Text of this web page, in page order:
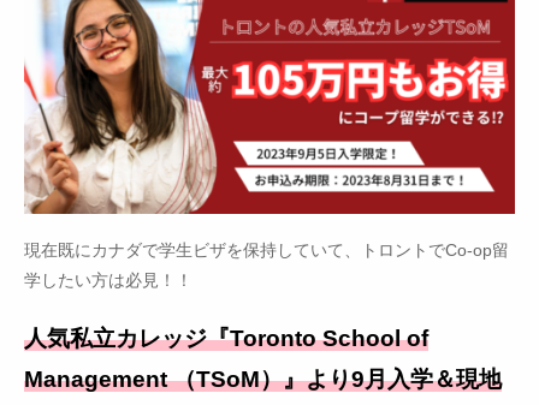
現在既にカナダで学生ビザを保持していて、トロントでCo-op留
学したい方は必見！！
人気私立カレッジ『Toronto School of
Management （TSoM）』より9月入学＆現地